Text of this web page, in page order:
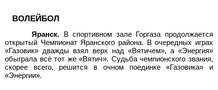
ВОЛЕЙБОЛ
Яранск.
В спортивном зале Горгаза продолжается
открытый Чемпионат Яранского района. В очередных играх
«Газовик» дважды взял верх над «Вятичем», а «Энергия»
обыграла всё тот же «Вятич». Судьба чемпионского звания,
скорее всего, решится в очном поединке «Газовика» и
«Энергии».